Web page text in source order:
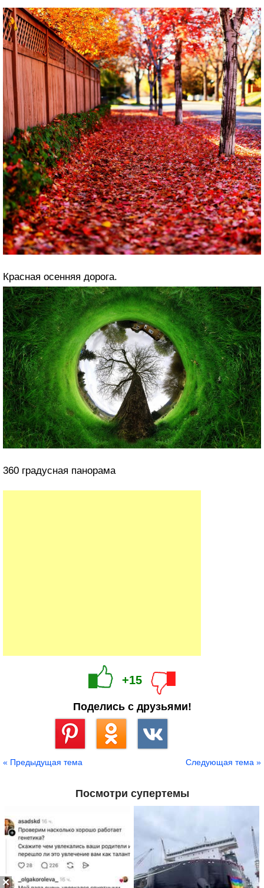
Красная осенняя дорога.
360 градусная панорама
+15
Поделись с друзьями!
« Предыдущая тема Следующая тема »
Посмотри супертемы